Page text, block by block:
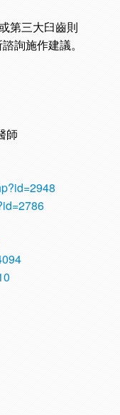
第三大臼齒則
詢施作建議。
師